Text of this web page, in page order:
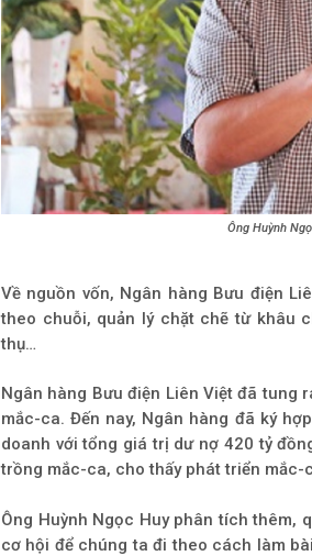
Ông Huỳnh
Về nguồn vốn, Ngân hàng Bưu điện
theo chuỗi, quản lý chặt chẽ từ khâu
thụ…
Ngân hàng Bưu điện Liên Việt đã tung
mắc-ca. Đến nay, Ngân hàng đã ký
doanh với tổng giá trị dư nợ 420 tỷ
trồng mắc-ca, cho thấy phát triển
Ông Huỳnh Ngọc Huy phân tích thêm,
cơ hội để chúng ta đi theo cách làm